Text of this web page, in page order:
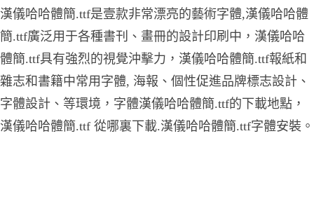
漢儀哈哈體簡.ttf是壹款非常漂亮的藝術字體,漢儀哈哈體
簡.ttf廣泛用于各種書刊、畫冊的設計印刷中，漢儀哈哈
體簡.ttf具有強烈的視覺沖擊力，漢儀哈哈體簡.ttf報紙和
雜志和書籍中常用字體, 海報、個性促進品牌標志設計、
字體設計、等環境，字體漢儀哈哈體簡.ttf的下載地點，
漢儀哈哈體簡.ttf 從哪裏下載.漢儀哈哈體簡.ttf字體安裝。